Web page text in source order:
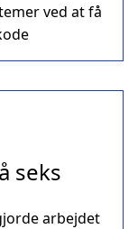
ved at få
seks
arbejdet